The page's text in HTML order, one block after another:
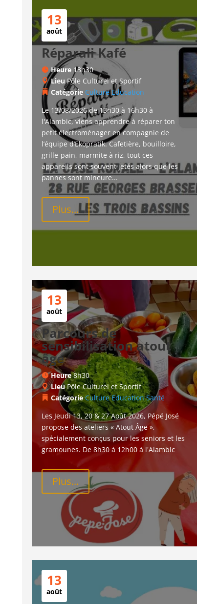
13
août
Réparali Kafé
Heure 13h30
LieuPôle Culturel et Sportif
Catégorie Culture Education
Le 13/08/2026 de 13h30 à 16h30 à
l'Alambic, viens apprendre à réparer ton
petit électroménager en compagnie de
l’équipe d’Ekopratik. Cafetière, bouilloire,
grille-pain, marmite à riz, tout ces
appareils sont souvent jetés alors que les
pannes sont mineure...
Plus...
13
août
Parcours de
sensibilisation atout
âge
Heure8h30
LieuPôle Culturel et Sportif
CatégorieCulture Education Santé
Les Jeudi 13, 20 & 27 Août 2026, Pépé José
propose des ateliers « Atout Âge »,
spécialement conçus pour les seniors et les
gramounes. De 8h30 à 12h00 à l'Alambic
Plus...
13
août